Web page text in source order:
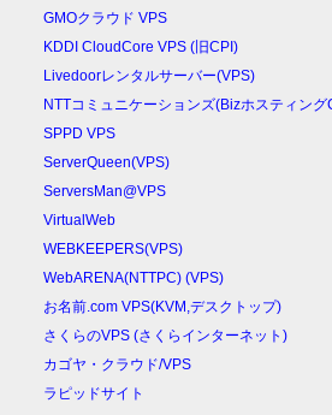
GMOクラウド VPS
KDDI CloudCore VPS (旧CPI)
Livedoorレンタルサーバー(VPS)
NTTコミュニケーションズ(Bizホスティン
SPPD VPS
ServerQueen(VPS)
ServersMan@VPS
VirtualWeb
WEBKEEPERS(VPS)
WebARENA(NTTPC) (VPS)
お名前.com VPS(KVM,デスクトップ)
さくらのVPS (さくらインターネット)
カゴヤ・クラウド/VPS
ラピッドサイト